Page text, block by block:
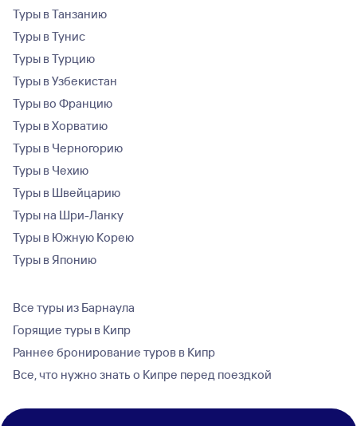
Туры в Танзанию
Туры в Тунис
Туры в Турцию
Туры в Узбекистан
Туры во Францию
Туры в Хорватию
Туры в Черногорию
Туры в Чехию
Туры в Швейцарию
Туры на Шри-Ланку
Туры в Южную Корею
Туры в Японию
Все туры из Барнаула
Горящие туры в Кипр
Раннее бронирование туров в Кипр
Все, что нужно знать о Кипре перед поездкой